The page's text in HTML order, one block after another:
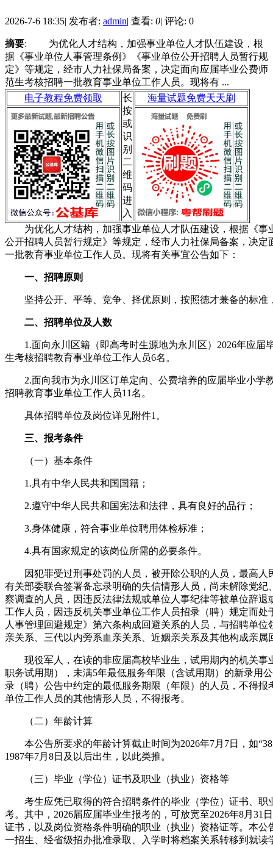
2026-7-6 18:35| 发布者: admin| 查看: 0| 评论: 0
摘要: 为优化人才结构，加强事业单位人才队伍建设，根
据《事业单位人事管理条例》《事业单位公开招聘人员暂行规
定》等规定，经市人力社保局备案，决定面向应届毕业公费师
范生考核招聘一批教育事业单位工作人员。现将有 ...
电子教程免费领取
长
按
或
识
别
二
维
码
进
入
海量试题免费天天刷
为优化人才结构，加强事业单位人才队伍建设，根据《事
公开招聘人员暂行规定》等规定，经市人力社保局备案，决
一批教育事业单位工作人员。现将有关事宜公告如下：
一、招聘原则
坚持公开、平等、竞争、择优原则，按照德才兼备的标准
二、招聘单位及人数
1.面向永川区籍（即高考时生源地为永川区）2026年应届
生考核招聘教育事业单位工作人员6名。
2.面向我市为永川区订单定向、公费培养的应届毕业小学
招聘教育事业单位工作人员11名。
具体招聘单位及岗位详见附件1。
三、报考条件
（一）基本条件
1.具有中华人民共和国国籍；
2.遵守中华人民共和国宪法和法律，具有良好的品行；
3.身体健康，符合事业单位聘用体检标准；
4.具有国家规定的该岗位所需的必要条件。
因犯罪受过刑事处罚的人员，被开除公职的人员，最高人
有关部委联合签署备忘录明确的失信情形人员，尚未解除党
察调查的人员，因违反法律法规或单位人事纪律等被单位辞退
工作人员，因违反机关事业单位工作人员招录（聘）规定而
人事管理回避规定》第六条构成回避关系的人员，与招聘单
亲关系、三代以内旁系血亲关系、近姻亲关系及其他构成亲属
现役军人，在读的非应届高校毕业生，试用期内的机关事
职务试用期），未满5年最低服务年限（含试用期）的新录用
录（聘）公告中约定的最低服务期限（年限）的人员，不得
单位工作人员的其他情形人员，不得报考。
（二）年龄计算
本公告所要求的年龄计算截止时间为2026年7月7日，如“38
1987年7月8日及以后出生，以此类推。
（三）毕业（学位）证书及职业（执业）资格等
考生应凭已取得的符合招聘条件的毕业（学位）证书、职
考。其中，2026届应届毕业生报考的，可放宽至2026年8月31
证书，以及岗位资格条件明确的职业（执业）资格证等。本
一招生、经省级招办批准录取、入学时将档案关系转移到就读